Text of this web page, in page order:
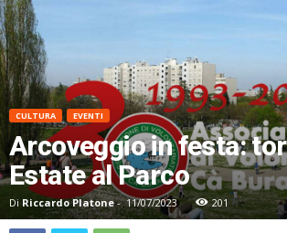
CULTURA EVENTI
Arcoveggio in festa:
Estate al Parco
Di Riccardo Platone- 11/07/2023 201